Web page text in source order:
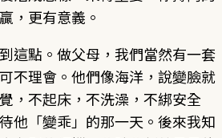
，更有意義。
這點。做父母，我們當然有一套
不理會。他們像海洋，說變臉就
，不起床，不洗澡，不綁安全
「變乖」的那一天。後來我知